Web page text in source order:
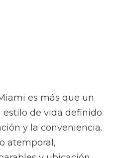
es más que un
estilo de vida definido
y la conveniencia.
atemporal,